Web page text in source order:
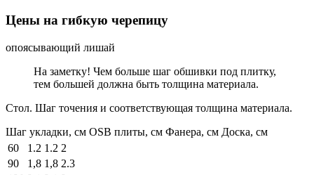
Цены на гибкую черепицу
опоясывающий лишай
На заметку! Чем больше шаг обшивки под плитку,
тем большей должна быть толщина материала.
Стол. Шаг точения и соответствующая толщина материала.
Шаг укладки, см OSB плиты, см Фанера, см Доска, см
60
1.2 1.2 2
90
1,8 1,8 2.3